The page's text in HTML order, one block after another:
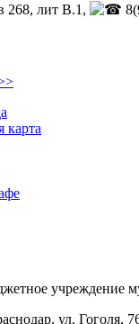
268, лит В.1,
карта
учреждение
ул. Гоголя,